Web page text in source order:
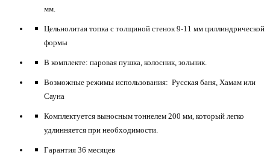
мм.
Цельнолитая топка с толщиной стенок 9-11 мм циллиндрической
формы
В комплекте: паровая пушка, колосник, зольник.
Возможные режимы использования: Русская баня, Хамам или
Сауна
Комплектуется выносным тоннелем 200 мм, который легко
удлинняется при необходимости.
Гарантия 36 месяцев